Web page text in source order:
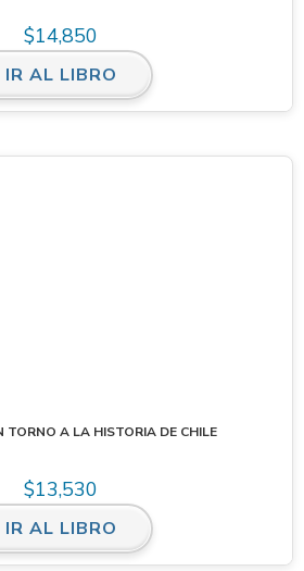
$14,850
IR AL LIBRO
TORNO A LA HISTORIA DE CHILE
$13,530
IR AL LIBRO